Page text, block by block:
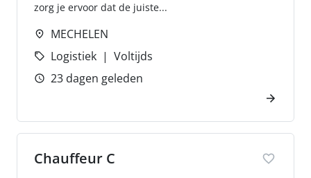
zorg je ervoor dat de juiste...
MECHELEN
Logistiek
Voltijds
23 dagen geleden
Chauffeur C